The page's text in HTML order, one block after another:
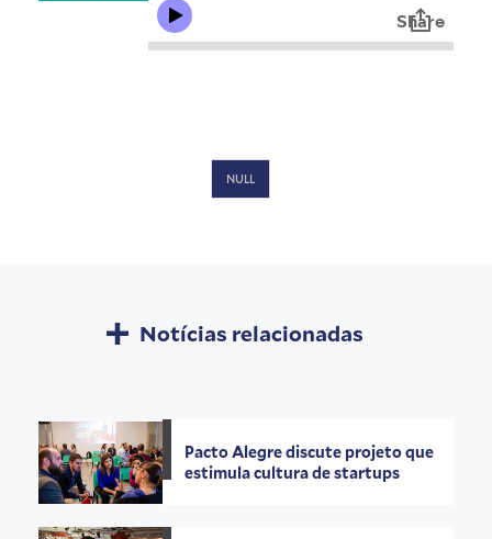
NULL
Notícias relacionadas
Pacto Alegre discute projeto que
estimula cultura de startups